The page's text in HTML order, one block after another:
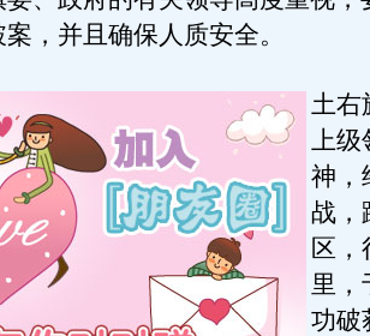
，并且确保人质安全。
土右
上级
神，
战，
区，
里，
功破